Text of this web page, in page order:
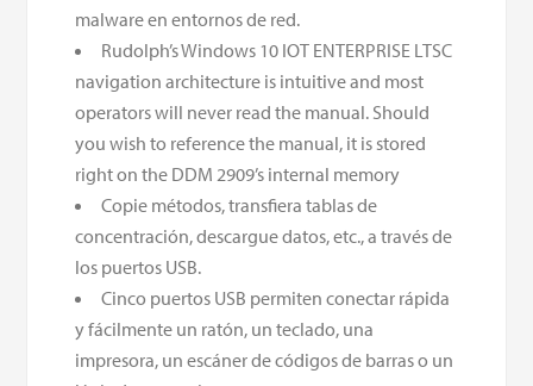
malware en entornos de red.
Rudolph’s Windows 10 IOT ENTERPRISE LTSC
navigation architecture is intuitive and most
operators will never read the manual. Should
you wish to reference the manual, it is stored
right on the DDM 2909’s internal memory
Copie métodos, transfiera tablas de
concentración, descargue datos, etc., a través de
los puertos USB.
Cinco puertos USB permiten conectar rápida
y fácilmente un ratón, un teclado, una
impresora, un escáner de códigos de barras o un